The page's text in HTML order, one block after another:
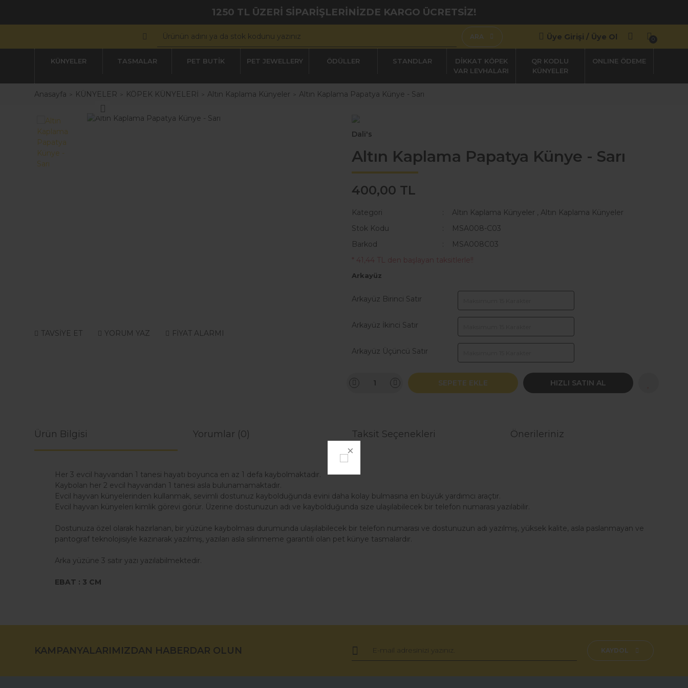
1250 TL ÜZERİ SİPARİŞLERİNİZDE KARGO ÜCRETSİZ!
ARA Üye Girişi / Üye Ol 0
KÜNYELER TASMALAR PET BUTİK PET JEWELLERY ÖDÜLLER STANDLAR
DİKKAT KÖPEK
VAR LEVHALARI
QR KODLU
KÜNYELER
Anasayfa KÜNYELER KÖPEK KÜNYELERİ Altın Kaplama Künyeler Altın Kaplama Papatya Künye - Sarı
TAVSİYE ET YORUM YAZ FİYAT ALARMI
Dali's
Altın Kaplama Papatya Künye - Sarı
400,00 TL
Kategori Altın Kaplama Künyeler , Altın Kaplama Künyeler
Stok Kodu
MSA008-C03
Barkod
MSA008C03
* 41,44 TL den başlayan taksitlerle!!
Arkayüz
Arkayüz Birinci Satır
Arkayüz İkinci Satır
Arkayüz Üçüncü Satır
SEPETE EKLE HIZLI SATIN AL
Ürün Bilgisi Yorumlar (0) Taksit Seçenekleri Önerileriniz
Her 3 evcil hayvandan 1 tanesi hayatı boyunca en az 1 defa kaybolmaktadır.
Kaybolan her 2 evcil hayvandan 1 tanesi asla bulunamamaktadır.
Evcil hayvan künyelerinden kullanmak, sevimli dostunuz kaybolduğunda evini daha kolay bulmasına en büyük yardımcı araçtır.
Evcil hayvan künyeleri kimlik görevi görür. Üzerine dostunuzun adı ve kaybolduğunda size ulaşılabilecek bir telefon numarası yazılabilir.
Dostunuza özel olarak hazırlanan, bir yüzüne kaybolması durumunda ulaşılabilecek bir telefon numarası ve dostunuzun adı yazılmış, yüksek kalite, asla paslanmayan ve
pantograf teknolojisiyle kazınarak yazılmış, yazıları asla silinmeme garantili olan pet künye tasmalardır.
Arka yüzüne 3 satır yazı yazılabilmektedir.
EBAT : 3 CM
Yorum Yaz
Görüş ve önerileriniz için teşekkür ederiz.
Ürün resmi kalitesiz, bozuk veya görüntülenemiyor.
Ürün bilgilerinde hatalar bulunuyor.
KAMPANYALARIMIZDAN HABERDAR OLUN KAYDOL